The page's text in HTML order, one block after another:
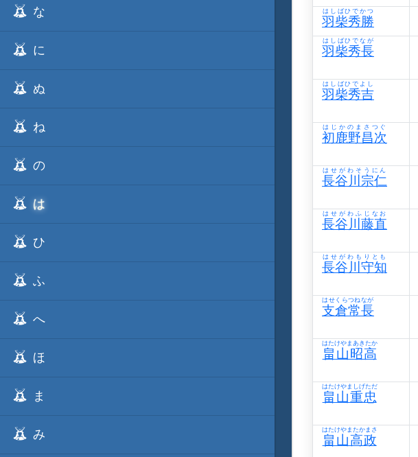
な
に
ぬ
ね
の
は
ひ
ふ
へ
ほ
ま
み
羽柴秀勝
はしばひでかつ
羽柴秀長
はしばひでなが
羽柴秀吉
はしばひでよし
初鹿野昌次
はじかのまさつぐ
長谷川宗仁
はせがわそうにん
長谷川藤直
はせがわふじなお
長谷川守知
はせがわもりとも
支倉常長
はせくらつねなが
畠山昭高
はたけやまあきたか
畠山重忠
はたけやましげただ
畠山高政
はたけやまたかまさ